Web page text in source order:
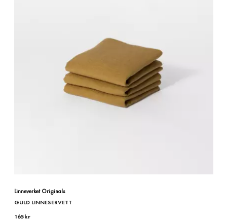
Linneverket Originals
GULD LINNESERVETT
165kr